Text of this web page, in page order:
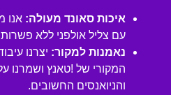
איכות סאונד מעולה: אנו
עם צליל אולפני ללא
נאמנות למקור: יצרנו
המקורי של !טאנץ ושמרנו
והניואנסים החשובים.